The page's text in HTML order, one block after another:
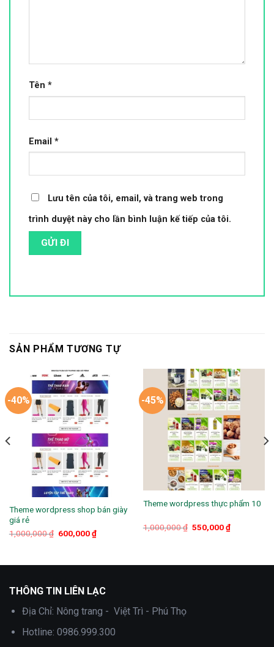
Tên *
Email *
Lưu tên của tôi, email, và trang web trong
trình duyệt này cho lần bình luận kế tiếp của tôi.
SẢN PHẨM TƯƠNG TỰ
-40%
Theme wordpress shop bán giày
giá rẻ
1,000,000₫ Giá
600,000₫Giá
hiện
600,000 ₫.
-45%
Theme wordpress thực phẩm 10
1,000,000₫ Giá
550,000₫Giá
hiện
THÔNG TIN LIÊN LẠC
Địa Chỉ: Nông trang - Việt Trì - Phú Thọ
Hotline: 0986.999.300